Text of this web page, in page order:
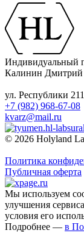
Индивидуальный
Калинин Дмитрий
ул. Республики
+7 (982) 968-67-08
kvarz@mail.ru
© 2026 Holyland
Политика
Публичная оферта
Мы используем
улучшения
условия его
Подробнее — в